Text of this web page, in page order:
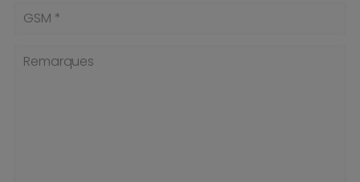
GSM *
Remarques